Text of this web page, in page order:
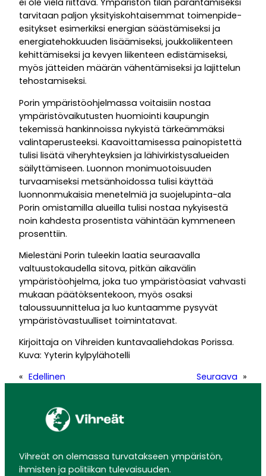
ei ole vielä riittävä. Ympäristön tilan parantamiseksi
tarvitaan paljon yksityiskohtaisemmat toimenpide-
esitykset esimerkiksi energian säästämiseksi ja
energiatehokkuuden lisäämiseksi, joukkoliikenteen
kehittämiseksi ja kevyen liikenteen edistämiseksi,
myös jätteiden määrän vähentämiseksi ja lajittelun
tehostamiseksi.
Porin ympäristöohjelmassa voitaisiin nostaa
ympäristövaikutusten huomiointi kaupungin
tekemissä hankinnoissa nykyistä tärkeämmäksi
valintaperusteeksi. Kaavoittamisessa painopistettä
tulisi lisätä viheryhteyksien ja lähivirkistysalueiden
säilyttämiseen. Luonnon monimuotoisuuden
turvaamiseksi metsänhoidossa tulisi käyttää
luonnonmukaisia menetelmiä ja suojelupinta-ala
Porin omistamilla alueilla tulisi nostaa nykyisestä
noin kahdesta prosentista vähintään kymmeneen
prosenttiin.
Mielestäni Porin tuleekin laatia seuraavalla
valtuustokaudella sitova, pitkän aikavälin
ympäristöohjelma, joka tuo ympäristöasiat vahvasti
mukaan päätöksentekoon, myös osaksi
taloussuunnittelua ja luo kuntaamme pysyvät
ympäristövastuulliset toimintatavat.
Kirjoittaja on Vihreiden kuntavaaliehdokas Porissa.
Kuva: Yyterin kylpylähotelli
« Edellinen Seuraava »
Vihreät on olemassa turvatakseen ympäristön,
ihmisten ja politiikan tulevaisuuden.